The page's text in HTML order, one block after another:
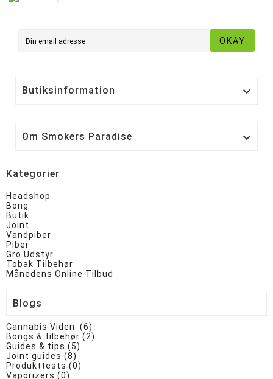
OKAY
Butiksinformation 
Om Smokers Paradise 
Kategorier
Headshop
Bong
Butik
Joint
Vandpiber
Piber
Gro Udstyr
Tobak Tilbehør
Månedens Online Tilbud
Blogs
Cannabis Viden (6)
Bongs & tilbehør (2)
Guides & tips (5)
Joint guides (8)
Produkttests (0)
Vaporizers (0)